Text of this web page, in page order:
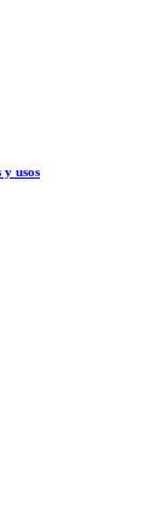
usos